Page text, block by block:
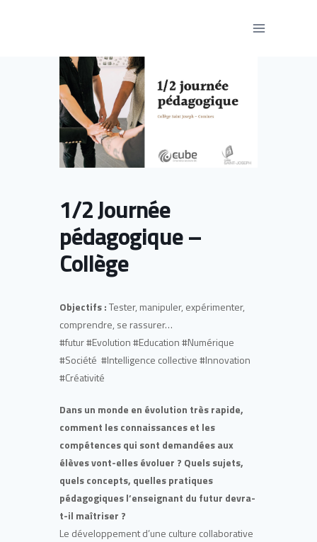
1/2 Journée
pédagogique –
Collège
Objectifs :Tester, manipuler, expérimenter,
comprendre, se rassurer…
#futur #Evolution #Education #Numérique
#Société #Intelligence collective #Innovation
#Créativité
Dans un monde en évolution très rapide,
comment les connaissances et les
compétences qui sont demandées aux
élèves vont-elles évoluer ? Quels sujets,
quels concepts, quelles pratiques
pédagogiques l’enseignant du futur devra-
t-il maîtriser ?
Le développement d’une culture collaborative